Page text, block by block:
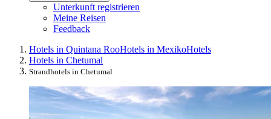
Unterkunft registrieren
Meine Reisen
Feedback
Hotels in Quintana RooHotels in MexikoHotels
Hotels in Chetumal
Strandhotels in Chetumal